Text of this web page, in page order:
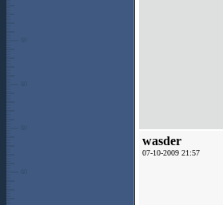
wasder
07-10-2009 21:57